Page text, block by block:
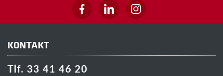
KONTAKT
Tlf. 33 41 46 20